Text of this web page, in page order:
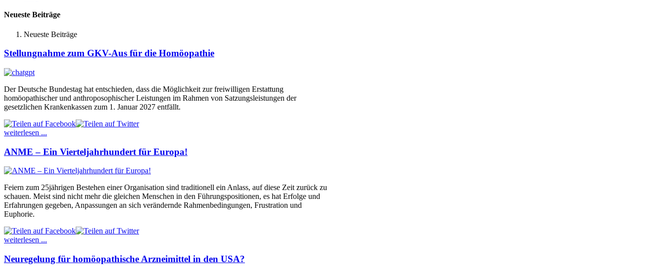
Neueste Beiträge
Neueste Beiträge
Stellungnahme zum GKV-Aus für die Homöopathie
Der Deutsche Bundestag hat entschieden, dass die Möglichkeit zur freiwilligen Erstattung
homöopathischer und anthroposophischer Leistungen im Rahmen von Satzungsleistungen der
gesetzlichen Krankenkassen zum 1. Januar 2027 entfällt.
weiterlesen ...
ANME – Ein Vierteljahrhundert für Europa!
Feiern zum 25jährigen Bestehen einer Organisation sind traditionell ein Anlass, auf diese Zeit zurück zu
schauen. Meist sind nicht mehr die gleichen Menschen in den Führungspositionen, es hat Erfolge und
Erfahrungen gegeben, Anpassungen an sich verändernde Rahmenbedingungen, Frustration und
Euphorie.
weiterlesen ...
Neuregelung für homöopathische Arzneimittel in den USA?